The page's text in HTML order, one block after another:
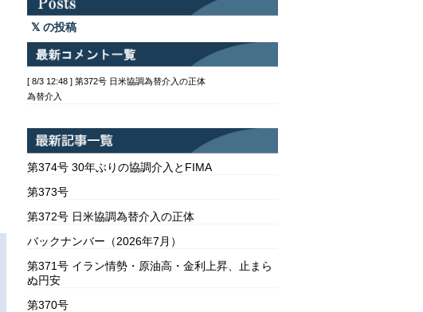
の投稿
[ 8/3 12:48 ] 第372号 日米協調為替介入の正体
為替介入
第374号 30年ぶりの協調介入とFIMA
第373号
第372号 日米協調為替介入の正体
バックナンバー（2026年7月）
第371号 イラン情勢・原油高・金利上昇、止まら
ぬ円安
第370号